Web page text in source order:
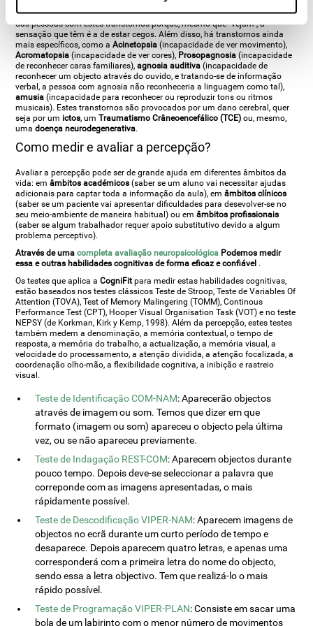
(podem entender o objecto como um todo, mas não podem
saber de que objecto se trata) É díficil entender a experiência perceptiva
das pessoas com estes transtornos porque, mesmo que "vejam", a
sensação que têm é a de estar cegos. Além disso, há transtornos ainda
mais específicos, como aAcinetopsia (incapacidade de ver movimento),
Acromatopsia (incapacidade de ver cores), Prosopagnosia (incapacidade
de reconhecer caras familiares),agnosia auditiva (incapacidade de
reconhecer um objecto através do ouvido, e tratando-se de informação
verbal, a pessoa com agnosia não reconheceria a linguagem como tal),
amusia (incapacidade para reconhecer ou reproduzir tons ou ritmos
musicais). Estes transtornos são provocados por um dano cerebral, quer
seja por um ictos, umTraumatismo Crâneoencefálico (TCE) ou, mesmo,
umadoença neurodegenerativa.
Como medir e avaliar a percepção?
Avaliar a percepção pode ser de grande ajuda em diferentes âmbitos da
vida: emâmbitos académicos (saber se um aluno vai necessitar ajudas
adicionais para captar toda a informação da aula), emâmbitos clínicos
(saber se um paciente vai apresentar dificuldades para desevolver-se no
seu meio-ambiente de maneira habitual) ou emâmbitos profissionais
(saber se algum trabalhador requer apoio substitutivo devido a algum
problema perceptivo).
Através de uma completa avaliação neuropsicológica Podemos medir
essa e outras habilidades cognitivas de forma eficaz e confiável .
Os testes que aplica aCogniFit para medir estas habilidades cognitivas,
estão baseados nos testes clássicos Teste de Stroop, Teste de Variables Of
Attention (TOVA), Test of Memory Malingering (TOMM), Continous
Performance Test (CPT), Hooper Visual Organisation Task (VOT) e no teste
NEPSY (de Korkman, Kirk y Kemp, 1998). Além da percepção, estes testes
também medem a denominação, a memória contextual, o tempo de
resposta, a memória do trabalho, a actualização, a memória visual, a
velocidade do processamento, a atenção dividida, a atenção focalizada, a
coordenação olho-mão, a flexibilidade cognitiva, a inibição e rastreio
visual.
Teste de Identificação COM-NAM: Aparecerão objectos
através de imagem ou som. Temos que dizer em que
formato (imagem ou som) apareceu o objecto pela última
vez, ou se não apareceu previamente.
Teste de Indagação REST-COM: Aparecem objectos durante
pouco tempo. Depois deve-se seleccionar a palavra que
correponde com as imagens apresentadas, o mais
rápidamente possível.
Teste de Descodificação VIPER-NAM: Aparecem imagens de
objectos no ecrã durante um curto período de tempo e
desaparece. Depois aparecem quatro letras, e apenas uma
corresponderá com a primeira letra do nome do objecto,
sendo essa a letra objectivo. Tem que realizá-lo o mais
rápido possível.
Teste de Programação VIPER-PLAN: Consiste em sacar uma
bola de um labirinto com o menor número de movimentos